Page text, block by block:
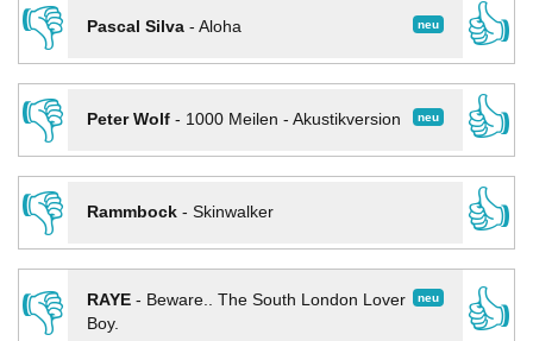
👎
neu
Pascal Silva- Aloha
👍
👎
neu
Peter Wolf- 1000 Meilen - Akustikversion
👍
👎
Rammbock- Skinwalker
👍
👎
neu
RAYE- Beware.. The South London Lover
Boy.
👍